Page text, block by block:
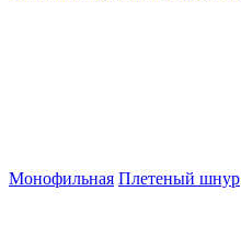
Монофильная Плетеный шнур